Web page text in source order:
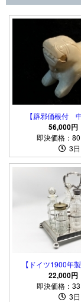
【辟邪俑根付
董】 倣古葬玉
56,000円
即決価格：
3日
【ドイツ1900年
ト】 ６本＋スタ
瓶/調味料ボト
き
22,000円
即決価格：
3日